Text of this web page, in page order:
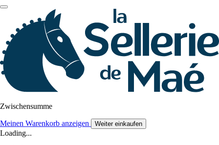
Zwischensumme
Meinen Warenkorb anzeigen Weiter einkaufen
Loading...